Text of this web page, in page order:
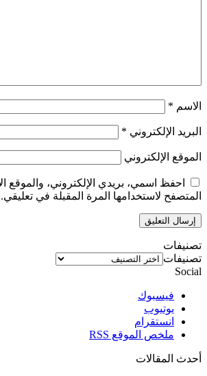
الاسم *
البريد الإلكتروني *
الموقع الإلكتروني
احفظ اسمي، بريدي الإلكتروني، والموقع
المتصفح لاستخدامها المرة المقبلة في تعليقي.
تصنيفات
تصنيفات
Social
فيسبوك
يوتيوب
انستقرام
ملخص الموقع RSS
أحدث المقالات